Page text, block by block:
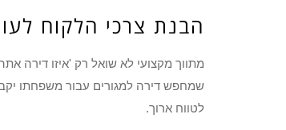
הבנת צרכי הלקוח
מתווך מקצועי לא שואל רק 'איזו
שמחפש דירה למגורים עבור משפחתו
לטווח ארוך.